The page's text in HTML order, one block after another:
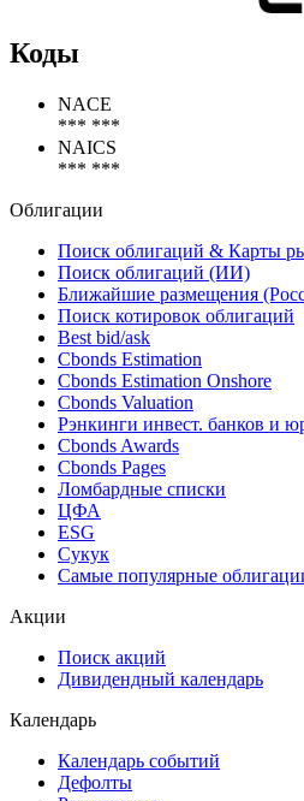
Коды
NACE
*** ***
NAICS
*** ***
Облигации
Поиск облигаций & Карты
Поиск облигаций (ИИ)
Ближайшие размещения
Поиск котировок облигаций
Best bid/ask
Cbonds Estimation
Cbonds Estimation Onshore
Cbonds Valuation
Рэнкинги инвест. банков и
Cbonds Awards
Cbonds Pages
Ломбардные списки
ЦФА
ESG
Сукук
Самые популярные
Акции
Поиск акций
Дивидендный календарь
Календарь
Календарь событий
Дефолты